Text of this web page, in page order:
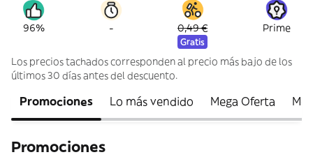
96% - 0,49 €
Gratis
Prime
Los precios tachados corresponden al precio más bajo de los
últimos 30 días antes del descuento.
Promociones Lo más vendido Mega Oferta
Promociones